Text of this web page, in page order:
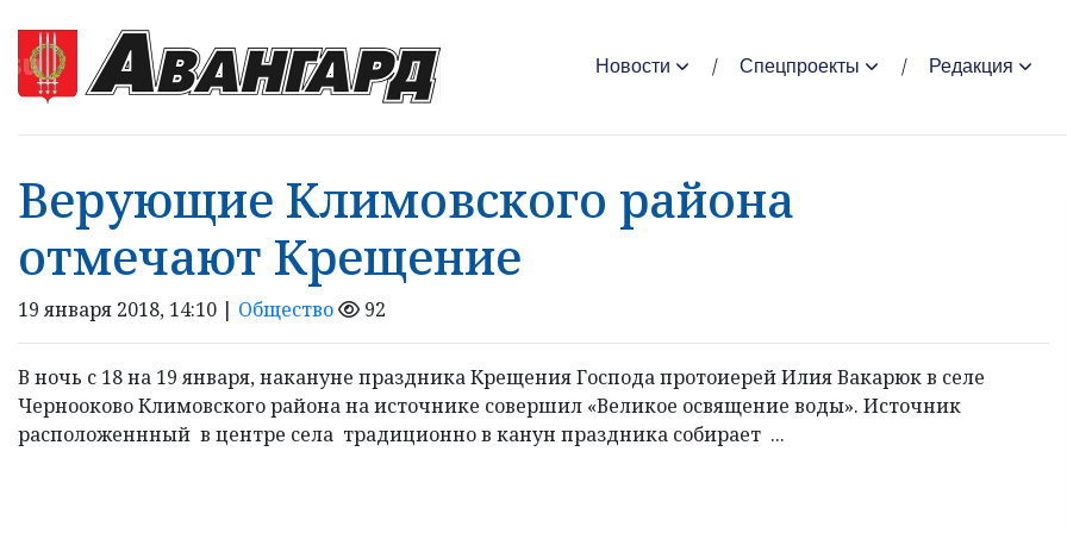
Новости Спецпроекты Редакция
Верующие Климовского района
отмечают Крещение
19 января 2018, 14:10 | Общество 92
В ночь с 18 на 19 января, накануне праздника Крещения Господа протоиерей Илия Вакарюк в селе
Чернооково Климовского района на источнике совершил «Великое освящение воды». Источник
расположеннный в центре села традиционно в канун праздника собирает ...